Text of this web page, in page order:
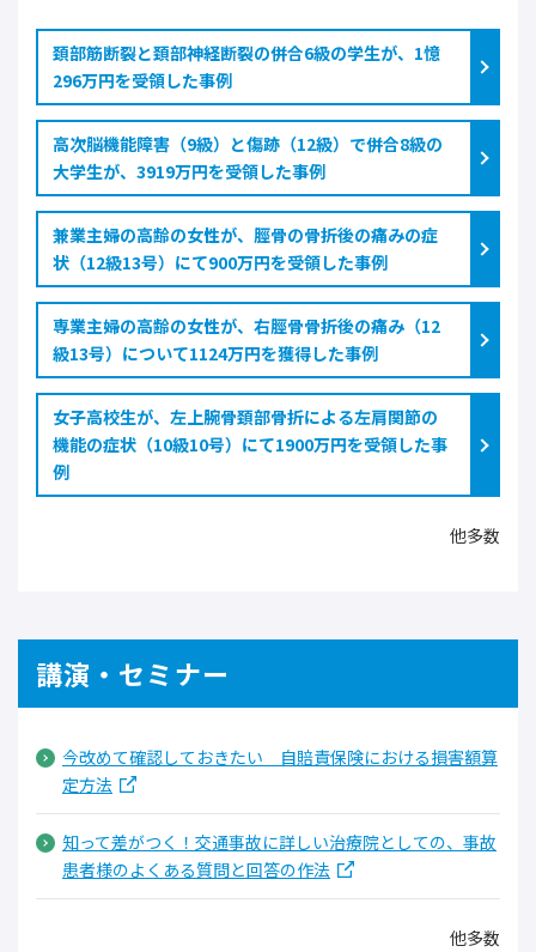
頚部筋断裂と頚部神経断裂の併合6級の学生が、1憶
296万円を受領した事例
高次脳機能障害（9級）と傷跡（12級）で併合8級の
大学生が、3919万円を受領した事例
兼業主婦の高齢の女性が、脛骨の骨折後の痛みの症
状（12級13号）にて900万円を受領した事例
専業主婦の高齢の女性が、右脛骨骨折後の痛み（12
級13号）について1124万円を獲得した事例
女子高校生が、左上腕骨頚部骨折による左肩関節の
機能の症状（10級10号）にて1900万円を受領した事
例
他多数
講演・セミナー
今改めて確認しておきたい 自賠責保険における損害額算
定方法
知って差がつく！交通事故に詳しい治療院としての、事故
患者様のよくある質問と回答の作法
他多数